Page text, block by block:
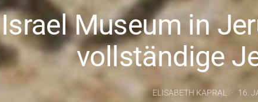
Israel Museum in
vollständige
ELISABETH KAPRAL 16.